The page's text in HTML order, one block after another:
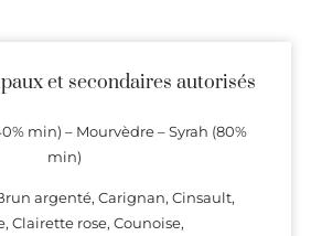
et secondaires autorisés
min) – Mourvèdre – Syrah (80%
min)
argenté, Carignan, Cinsault,
Clairette rose, Counoise,